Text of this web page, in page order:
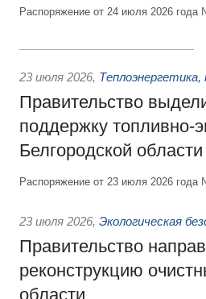
Распоряжение от 24 июля 2026 года
23 июля 2026,
Правительство
поддержку топливно-
Белгородской области
Распоряжение от 23 июля 2026 года
23 июля 2026, Экологическая
Правительство
реконструкцию
области